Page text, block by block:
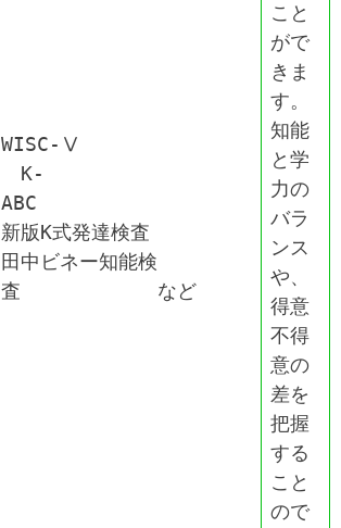
WISC-Ⅴ
K-
ABC
新版K式発達検査
田中ビネー知能検
査 など
こと
がで
きま
す。
知能
と学
力の
バラ
ンス
や、
得意
不得
意の
差を
把握
する
こと
ので